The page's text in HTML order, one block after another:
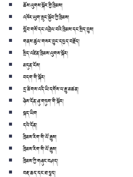
ཆོས་ལུགས་སྐོར་གྱི་ཁྲིམས།
འཁོར་ཡུག་སྲུང་སྐྱོབ་ཀྱི་ཁྲིམས།
སློབ་གསོ་དང་འབྲེལ་བའི་ཁྲིམས་དང་སྲིད་བྱུས།
གནས་ཚུལ་གསར་བྱུང་དཔྱད་བརྗོད།
སྲིད་འཛིན་ཁྲིམས་ལུགས་སྐོར།
མདུན་ངོས།
བདག་གི་སྐོར།
དྲ་ཚིགས་འདི་ཡི་དགོས་པ་རྒྱུ་མཚན།
ཉེས་དོན་ཞུ་གཏུག་གི་སྐོར།
སྐད་ཡིག
དཔེ་དོན།
ཁྲིམས་རིག་གི་ལོ་རྒྱུས།
ཁྲིམས་རིག་གི་ལོ་རྒྱུས།
ཁྲིམས་ཀྱི་གཞུང་བཤད།
བརྡ་ཆད་དང་ཐ་སྙད།